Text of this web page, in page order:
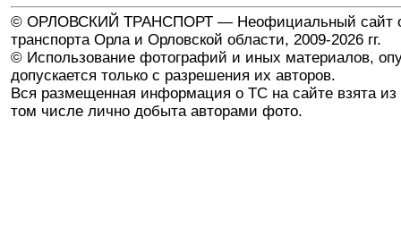
© ОРЛОВСКИЙ ТРАНСПОРТ — Неофициальный сайт
транспорта Орла и Орловской области, 2009-2026 гг.
© Использование фотографий и иных материалов,
допускается только с разрешения их авторов.
Вся размещенная информация о ТС на сайте взята из
том числе лично добыта авторами фото.